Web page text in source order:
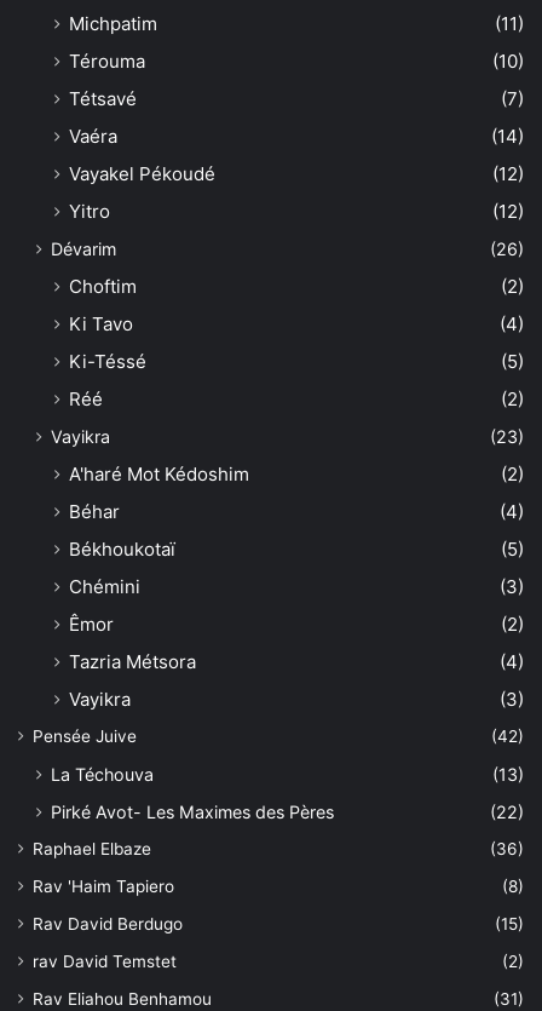
Michpatim
(11)
Térouma
(10)
Tétsavé
(7)
Vaéra
(14)
Vayakel Pékoudé
(12)
Yitro
(12)
Dévarim (26)
Choftim
(2)
Ki Tavo
(4)
Ki-Téssé
(5)
Réé
(2)
Vayikra (23)
A'haré Mot Kédoshim
(2)
Béhar
(4)
Békhoukotaï
(5)
Chémini
(3)
Êmor
(2)
Tazria Métsora
(4)
Vayikra
(3)
Pensée Juive (42)
La Téchouva
(13)
Pirké Avot- Les Maximes des Pères
(22)
Raphael Elbaze
(36)
Rav 'Haim Tapiero
(8)
Rav David Berdugo
(15)
rav David Temstet
(2)
Rav Eliahou Benhamou
(31)